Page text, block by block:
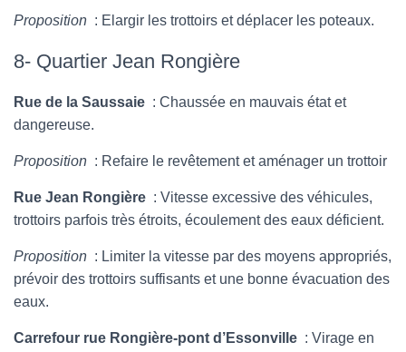
Proposition : Elargir les trottoirs et déplacer les poteaux.
8- Quartier Jean Rongière
Rue de la Saussaie : Chaussée en mauvais état et
dangereuse.
Proposition : Refaire le revêtement et aménager un trottoir
Rue Jean Rongière : Vitesse excessive des véhicules,
trottoirs parfois très étroits, écoulement des eaux déficient.
Proposition : Limiter la vitesse par des moyens appropriés,
prévoir des trottoirs suffisants et une bonne évacuation des
eaux.
Carrefour rue Rongière-pont d’Essonville : Virage en